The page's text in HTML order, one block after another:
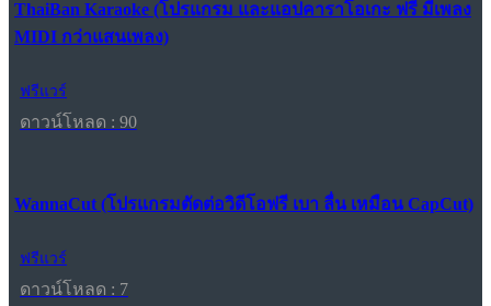
ThaiBan Karaoke (โปรแกรม และแอปคาราโอเกะ ฟรี มีเพลง
MIDI กว่าแสนเพลง)
ฟรีแวร์
ดาวน์โหลด : 90
WannaCut (โปรแกรมตัดต่อวิดีโอฟรี เบา ลื่น เหมือน CapCut)
ฟรีแวร์
ดาวน์โหลด : 7